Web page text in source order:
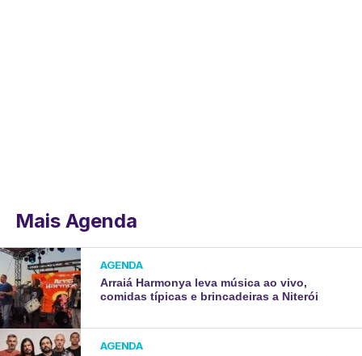
Mais Agenda
AGENDA
Arraiá Harmonya leva música ao vivo,
comidas típicas e brincadeiras a Niterói
AGENDA